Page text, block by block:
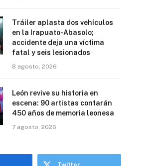
Tráiler aplasta dos vehículos
en la Irapuato-Abasolo;
accidente deja una víctima
fatal y seis lesionados
8 agosto, 2026
León revive su historia en
escena: 90 artistas contarán
450 años de memoria leonesa
7 agosto, 2026